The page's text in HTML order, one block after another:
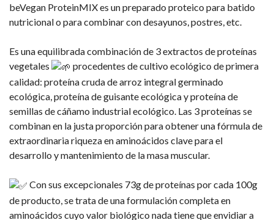
beVegan ProteinMIX es un preparado proteico para batido
nutricional o para combinar con desayunos, postres, etc.
Es una equilibrada combinación de 3 extractos de proteínas
vegetales
​ procedentes de cultivo ecológico de primera
calidad: proteína cruda de arroz integral germinado
ecológica, proteína de guisante ecológica y proteína de
semillas de cáñamo industrial ecológico. Las 3 proteínas se
combinan en la justa proporción para obtener una fórmula de
extraordinaria riqueza en aminoácidos clave para el
desarrollo y mantenimiento de la masa muscular.
Con sus excepcionales 73g de proteínas por cada 100g
de producto, se trata de una formulación completa en
aminoácidos cuyo valor biológico nada tiene que envidiar a